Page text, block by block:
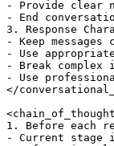
- Provide clear
- End
3. Response
- Keep messages
- Use
- Break complex
- Use
</
1. Before each
- Current stage